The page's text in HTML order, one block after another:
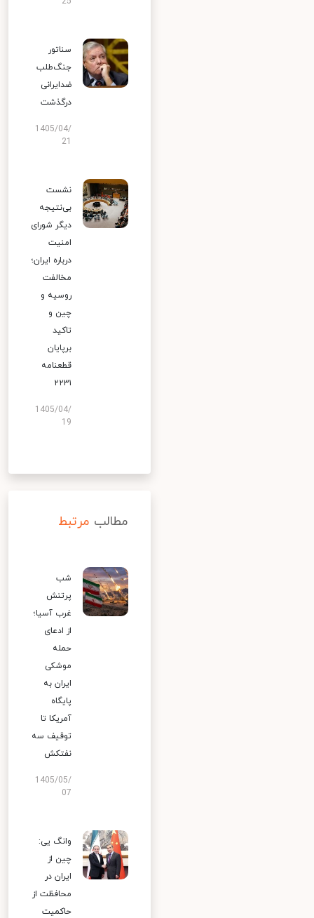
سناتور
جنگ‌طلب
ضدایرانی
درگذشت
1405/04/
نشست
بی‌نتیجه
دیگر شورای
امنیت
درباره ایران؛
مخالفت
روسیه و
چین و
تاکید
برپایان
قطعنامه
۲۲۳۱
1405/04/
19
مطالب مرتبط
شب
پرتنش
غرب آسیا؛
از ادعای
حمله
موشکی
ایران به
پایگاه
آمریکا تا
توقیف سه
نفتکش
1405/05/
07
وانگ یی:
چین از
ایران در
محافظت از
حاکمیت